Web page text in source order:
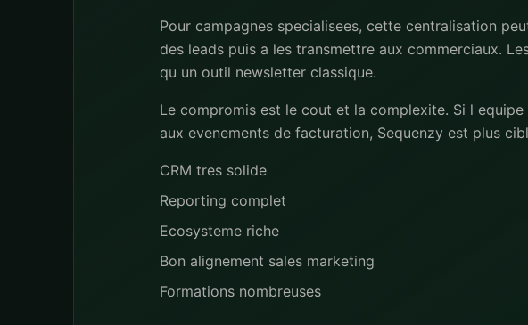
Pour campagnes specialisees, cette centralisation
des leads puis a les transmettre aux commerciaux.
qu un outil newsletter classique.
Le compromis est le cout et la complexite. Si l
aux evenements de facturation, Sequenzy est plus
CRM tres solide
Reporting complet
Ecosysteme riche
Bon alignement sales marketing
Formations nombreuses